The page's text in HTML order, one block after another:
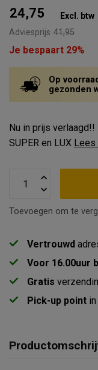
24,75 Excl. btw
Adviesprijs 41,95
Je bespaart 29%
Op
gezonden
Nu in prijs
SUPER en LUX Lees
Toevoegen om te
Vertrouwd
Voor 16.00uur
Gratis
Pick-up point